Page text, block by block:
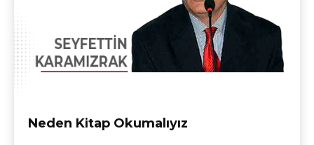
Neden Kitap Okumalıyız